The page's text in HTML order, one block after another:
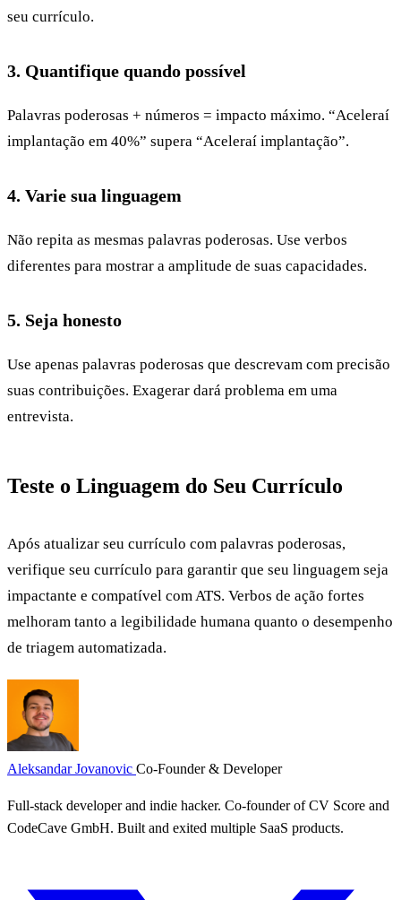
seu currículo.
3. Quantifique quando possível
Palavras poderosas + números = impacto máximo. “Aceleraí
implantação em 40%” supera “Aceleraí implantação”.
4. Varie sua linguagem
Não repita as mesmas palavras poderosas. Use verbos
diferentes para mostrar a amplitude de suas capacidades.
5. Seja honesto
Use apenas palavras poderosas que descrevam com precisão
suas contribuições. Exagerar dará problema em uma
entrevista.
Teste o Linguagem do Seu Currículo
Após atualizar seu currículo com palavras poderosas,
verifique seu currículo para garantir que seu linguagem seja
impactante e compatível com ATS. Verbos de ação fortes
melhoram tanto a legibilidade humana quanto o desempenho
de triagem automatizada.
Aleksandar Jovanovic Co-Founder & Developer
Full-stack developer and indie hacker. Co-founder of CV Score and
CodeCave GmbH. Built and exited multiple SaaS products.